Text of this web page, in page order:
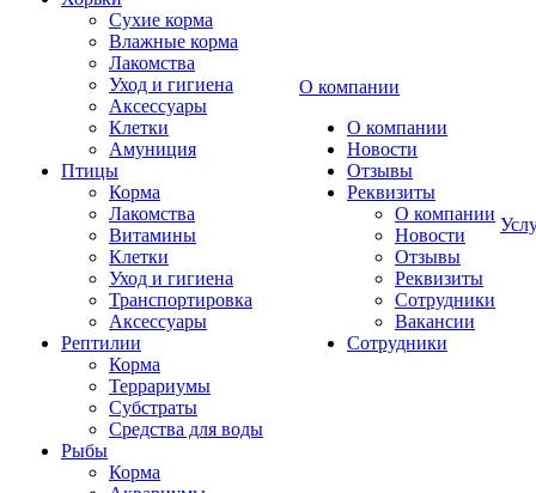
Сухие корма
Влажные корма
Лакомства
Уход и гигиена
Аксессуары
Клетки
Амуниция
Птицы
Корма
Лакомства
Витамины
Клетки
Уход и гигиена
Транспортировка
Аксессуары
Рептилии
Корма
Террариумы
Субстраты
Средства для воды
Рыбы
Корма
О компании
О компании
Новости
Отзывы
Реквизиты
О компании
Новости
Отзывы
Реквизиты
Сотрудники
Вакансии
Сотрудники